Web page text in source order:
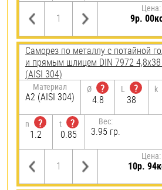
Цена:
9р.
Саморез по металлу с потайной
и прямым шлицем DIN 7972
(AISI 304)
Материал
А2 (AISI 304)
Ø
?
4.8
L
?
38
k
n
?
1.2
t
?
0.85
Вес:
3.95 гр.
Цена:
10р.